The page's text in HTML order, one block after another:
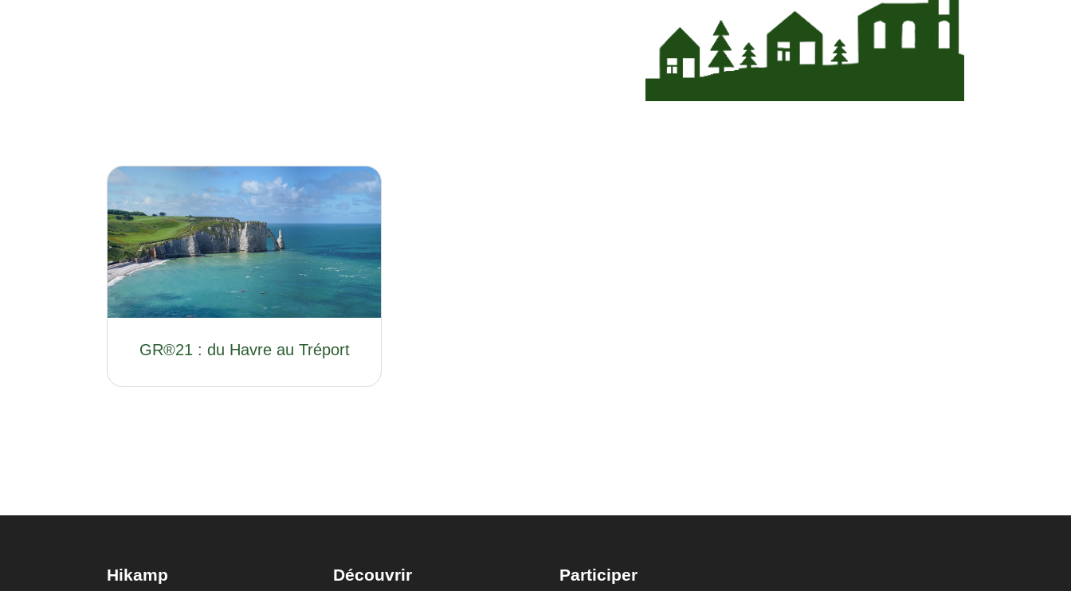
GR®21 : du Havre au Tréport
Hikamp Découvrir Participer